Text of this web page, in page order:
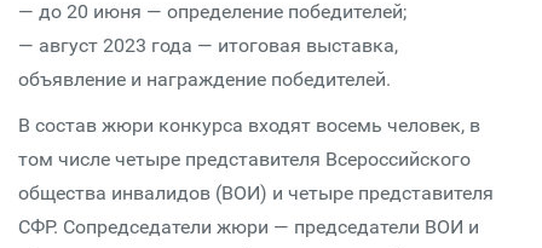
— до 20 июня — определение победителей;
— август 2023 года — итоговая выставка,
объявление и награждение победителей.
В состав жюри конкурса входят восемь человек, в
том числе четыре представителя Всероссийского
общества инвалидов (ВОИ) и четыре представителя
СФР. Сопредседатели жюри — председатели ВОИ и